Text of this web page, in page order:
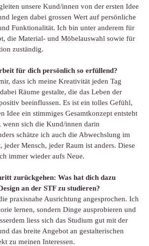
unsere Kund/innen von der ersten Idee
legen dabei grossen Wert auf persönliche
Funktionalität. Ich bin unter anderem für
die Material- und Möbelauswahl sowie für
zuständig.
für dich persönlich so erfüllend?
dass ich meine Kreativität jeden Tag
Räume gestalte, die das Leben der
beeinflussen. Es ist ein tolles Gefühl,
Idee ein stimmiges Gesamtkonzept entsteht
wenn sich die Kund/innen darin
schätze ich auch die Abwechslung im
jeder Mensch, jeder Raum ist anders. Diese
immer wieder aufs Neue.
zurückgehen: Was hat dich dazu
an der STF zu studieren?
praxisnahe Ausrichtung angesprochen. Ich
lernen, sondern Dinge ausprobieren und
liess sich das Studium gut mit der
das breite Angebot an gestalterischen
zu meinen Interessen.